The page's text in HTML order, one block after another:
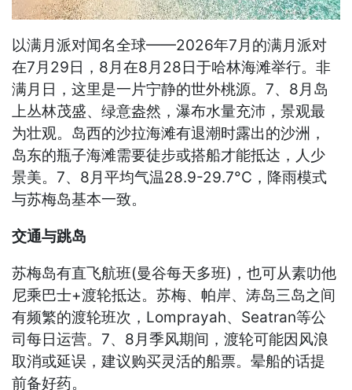
以满月派对闻名全球——2026年7月的满月派对
在7月29日，8月在8月28日于哈林海滩举行。非
满月日，这里是一片宁静的世外桃源。7、8月岛
上丛林茂盛、绿意盎然，瀑布水量充沛，景观最
为壮观。岛西的沙拉海滩有退潮时露出的沙洲，
岛东的瓶子海滩需要徒步或搭船才能抵达，人少
景美。7、8月平均气温28.9-29.7°C，降雨模式
与苏梅岛基本一致。
交通与跳岛
苏梅岛有直飞航班(曼谷每天多班)，也可从素叻他
尼乘巴士+渡轮抵达。苏梅、帕岸、涛岛三岛之间
有频繁的渡轮班次，Lomprayah、Seatran等公
司每日运营。7、8月季风期间，渡轮可能因风浪
取消或延误，建议购买灵活的船票。晕船的话提
前备好药。